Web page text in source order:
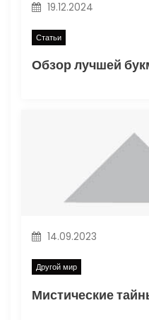
и
с
19.12.2024
Статьи
14.09.2023
Другой мир
Мистические